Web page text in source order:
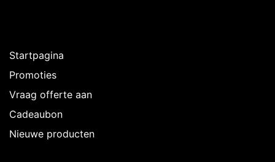
Startpagina
Promoties
Vraag offerte aan
Cadeaubon
Nieuwe producten